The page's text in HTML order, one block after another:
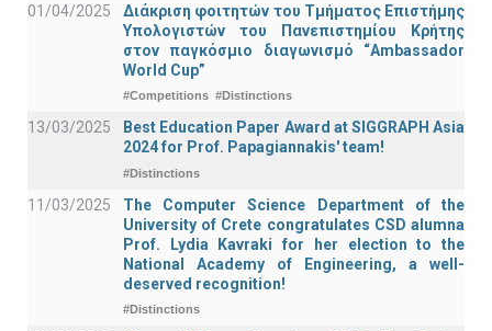
01/04/2025
Διάκριση φοιτητών του Τμήματος Επιστήμης
Υπολογιστών του Πανεπιστημίου Κρήτης
στον παγκόσμιο διαγωνισμό “Ambassador
World Cup”
#Competitions #Distinctions
13/03/2025
Best Education Paper Award at SIGGRAPH Asia
2024 for Prof. Papagiannakis' team!
#Distinctions
11/03/2025
The Computer Science Department of the
University of Crete congratulates CSD alumna
Prof. Lydia Kavraki for her election to the
National Academy of Engineering, a well-
deserved recognition!
#Distinctions